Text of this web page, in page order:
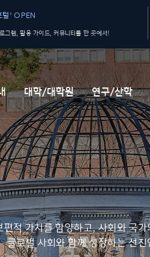
털' OPEN
그램, 활용 가이드, 커뮤니티를 한 곳에서!
대학/대학원 연구/산학
편적 가치를 함양하고, 사회와 국
글로벌 사회와 함께 성장하는 선진